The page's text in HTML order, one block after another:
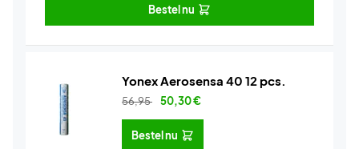
Bestel nu
Yonex Aerosensa 40 12 pcs.
56,95 50,30€
Bestel nu